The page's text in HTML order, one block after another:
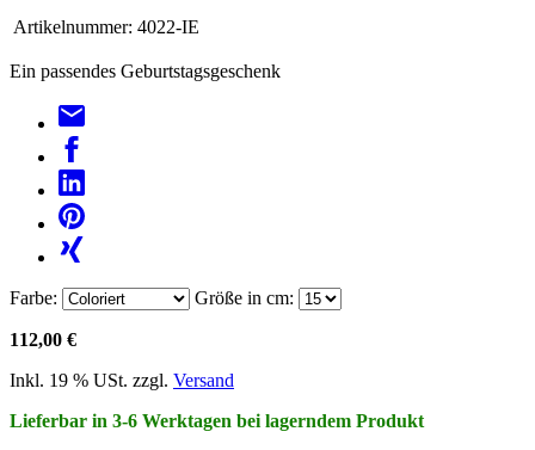
Artikelnummer: 4022-IE
Ein passendes Geburtstagsgeschenk
Farbe: Größe in cm:
112,00 €
Inkl. 19 % USt. zzgl. Versand
Lieferbar in 3-6 Werktagen bei lagerndem Produkt